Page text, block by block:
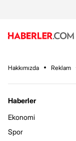
Hakkımızda Reklam
Haberler
Ekonomi
Spor